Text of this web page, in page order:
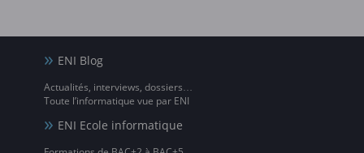
ENI Blog
Actualités, interviews, dossiers…
Toute l’informatique vue par ENI
ENI Ecole informatique